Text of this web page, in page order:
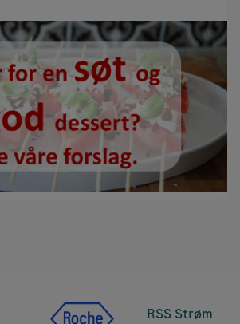
RSS Strøm